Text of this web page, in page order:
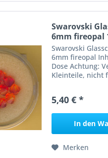
Swarovski
6mm fireopal
Swarovski
6mm fireopal
Dose Achtung:
Kleinteile, nicht
5,40 € *
In den
Merken